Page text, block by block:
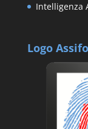
Intelligenza
Logo